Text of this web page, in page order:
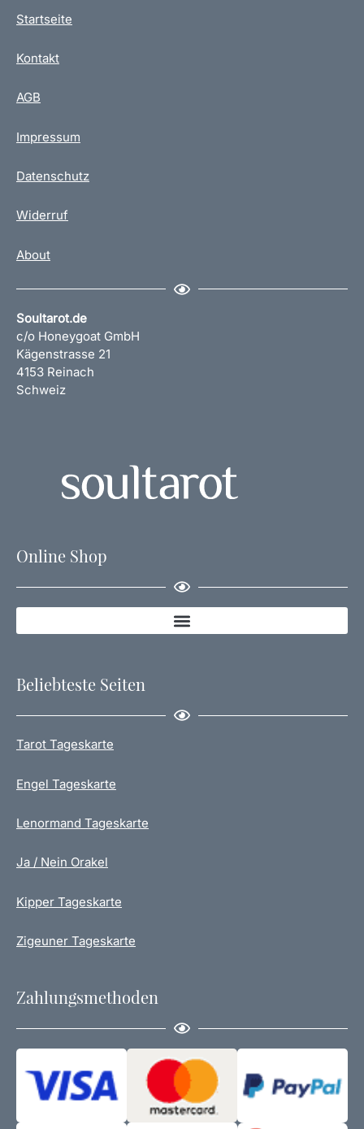
Startseite
Kontakt
AGB
Impressum
Datenschutz
Widerruf
About
Soultarot.de
c/o Honeygoat GmbH
Kägenstrasse 21
4153 Reinach
Schweiz
Online Shop
Beliebteste Seiten
Tarot Tageskarte
Engel Tageskarte
Lenormand Tageskarte
Ja / Nein Orakel
Kipper Tageskarte
Zigeuner Tageskarte
Zahlungsmethoden